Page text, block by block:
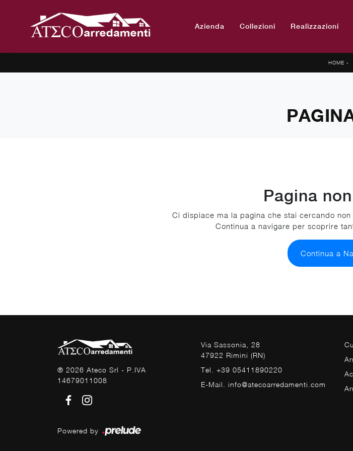
Azienda Collezioni Realizzazioni
HOME -
Pagina
Ci dispiace ma la pagina che stai cercando
Continua a navigare per scoprire
Continua a
® 2026 Ateco Srl - P.IVA
14679011008
Via Sassonia, 28
47922 Rimini (RN)
Tel. +39 05411890220
E-Mail. info@atecoarredamenti.com
Powered by